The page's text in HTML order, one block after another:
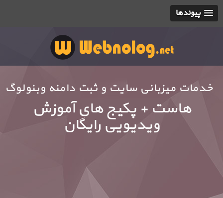
پیوندها
خدمات میزبانی سایت و ثبت دامنه وبنولوگ
هاست + پکیج های آموزش
ویدیویی رایگان